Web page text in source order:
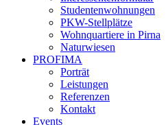
Studentenwohnungen
PKW-Stellplätze
Wohnquartiere in Pirna
Naturwiesen
PROFIMA
Porträt
Leistungen
Referenzen
Kontakt
Events